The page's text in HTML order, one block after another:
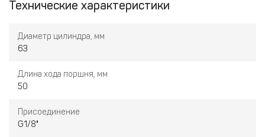
Технические характеристики
Диаметр цилиндра, мм
63
Длина хода поршня, мм
50
Присоединение
G1/8"